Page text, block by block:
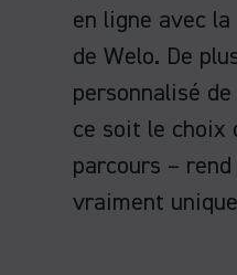
en ligne avec
de Welo. De
personnalisé de
ce soit le choix
parcours –
vraiment